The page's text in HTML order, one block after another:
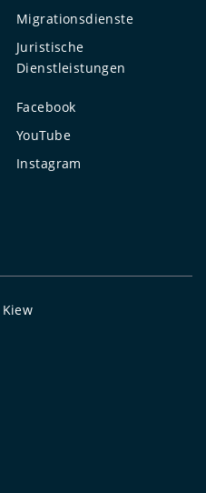
Migrationsdienste
Juristische
Dienstleistungen
Facebook
YouTube
Instagram